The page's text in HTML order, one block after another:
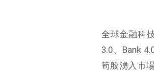
全球金融科
3.0、 Bank
筍般湧入市